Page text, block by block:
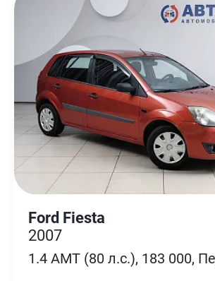
Ford Fiesta
2007
1.4 AMT (80 л.с.), 183 000,